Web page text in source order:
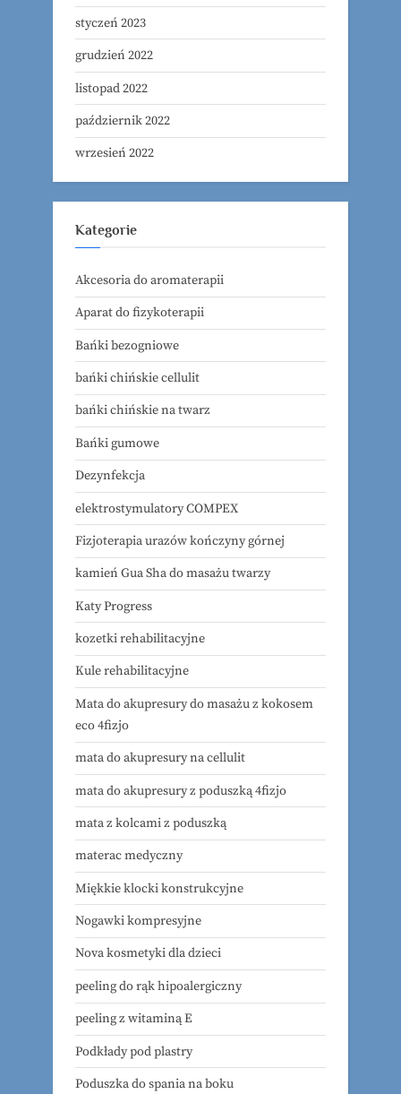
styczeń 2023
grudzień 2022
listopad 2022
październik 2022
wrzesień 2022
Kategorie
Akcesoria do aromaterapii
Aparat do fizykoterapii
Bańki bezogniowe
bańki chińskie cellulit
bańki chińskie na twarz
Bańki gumowe
Dezynfekcja
elektrostymulatory COMPEX
Fizjoterapia urazów kończyny górnej
kamień Gua Sha do masażu twarzy
Katy Progress
kozetki rehabilitacyjne
Kule rehabilitacyjne
Mata do akupresury do masażu z kokosem
eco 4fizjo
mata do akupresury na cellulit
mata do akupresury z poduszką 4fizjo
mata z kolcami z poduszką
materac medyczny
Miękkie klocki konstrukcyjne
Nogawki kompresyjne
Nova kosmetyki dla dzieci
peeling do rąk hipoalergiczny
peeling z witaminą E
Podkłady pod plastry
Poduszka do spania na boku